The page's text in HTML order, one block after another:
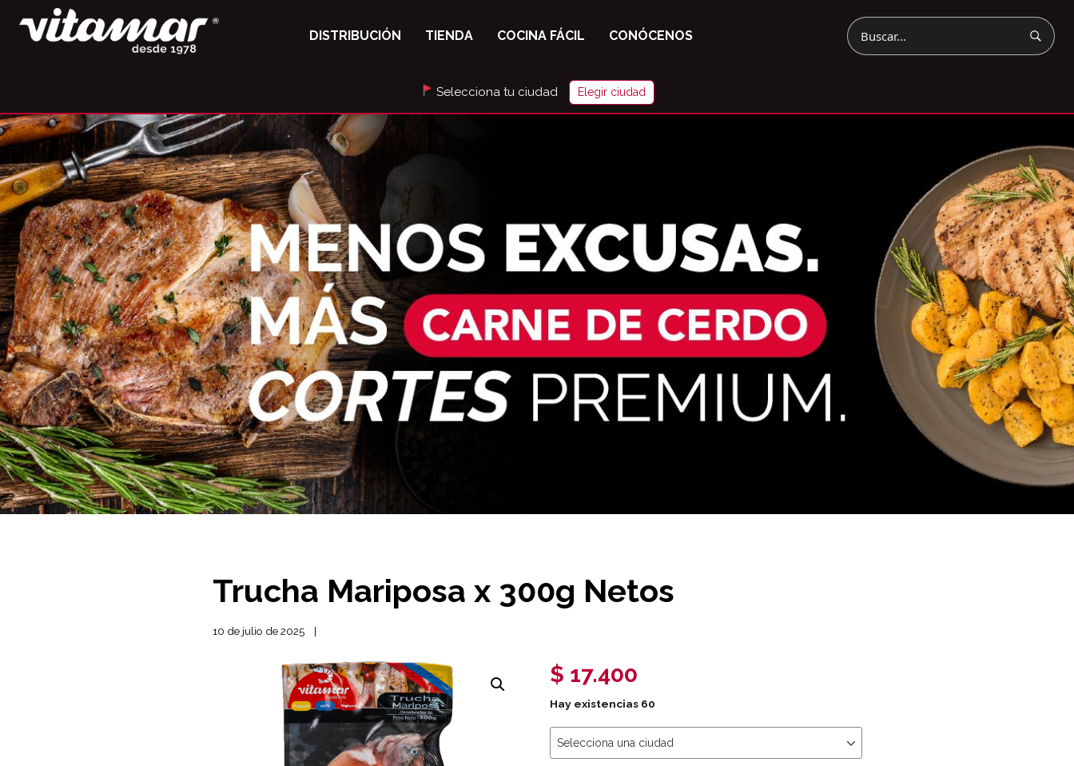
DISTRIBUCIÓN TIENDA COCINA FÁCIL CONÓCENOS
Buscar
Selecciona tu ciudad Elegir ciudad
Trucha Mariposa x 300g Netos
10 de julio de 2025
$ 17.400
Hay existencias 60